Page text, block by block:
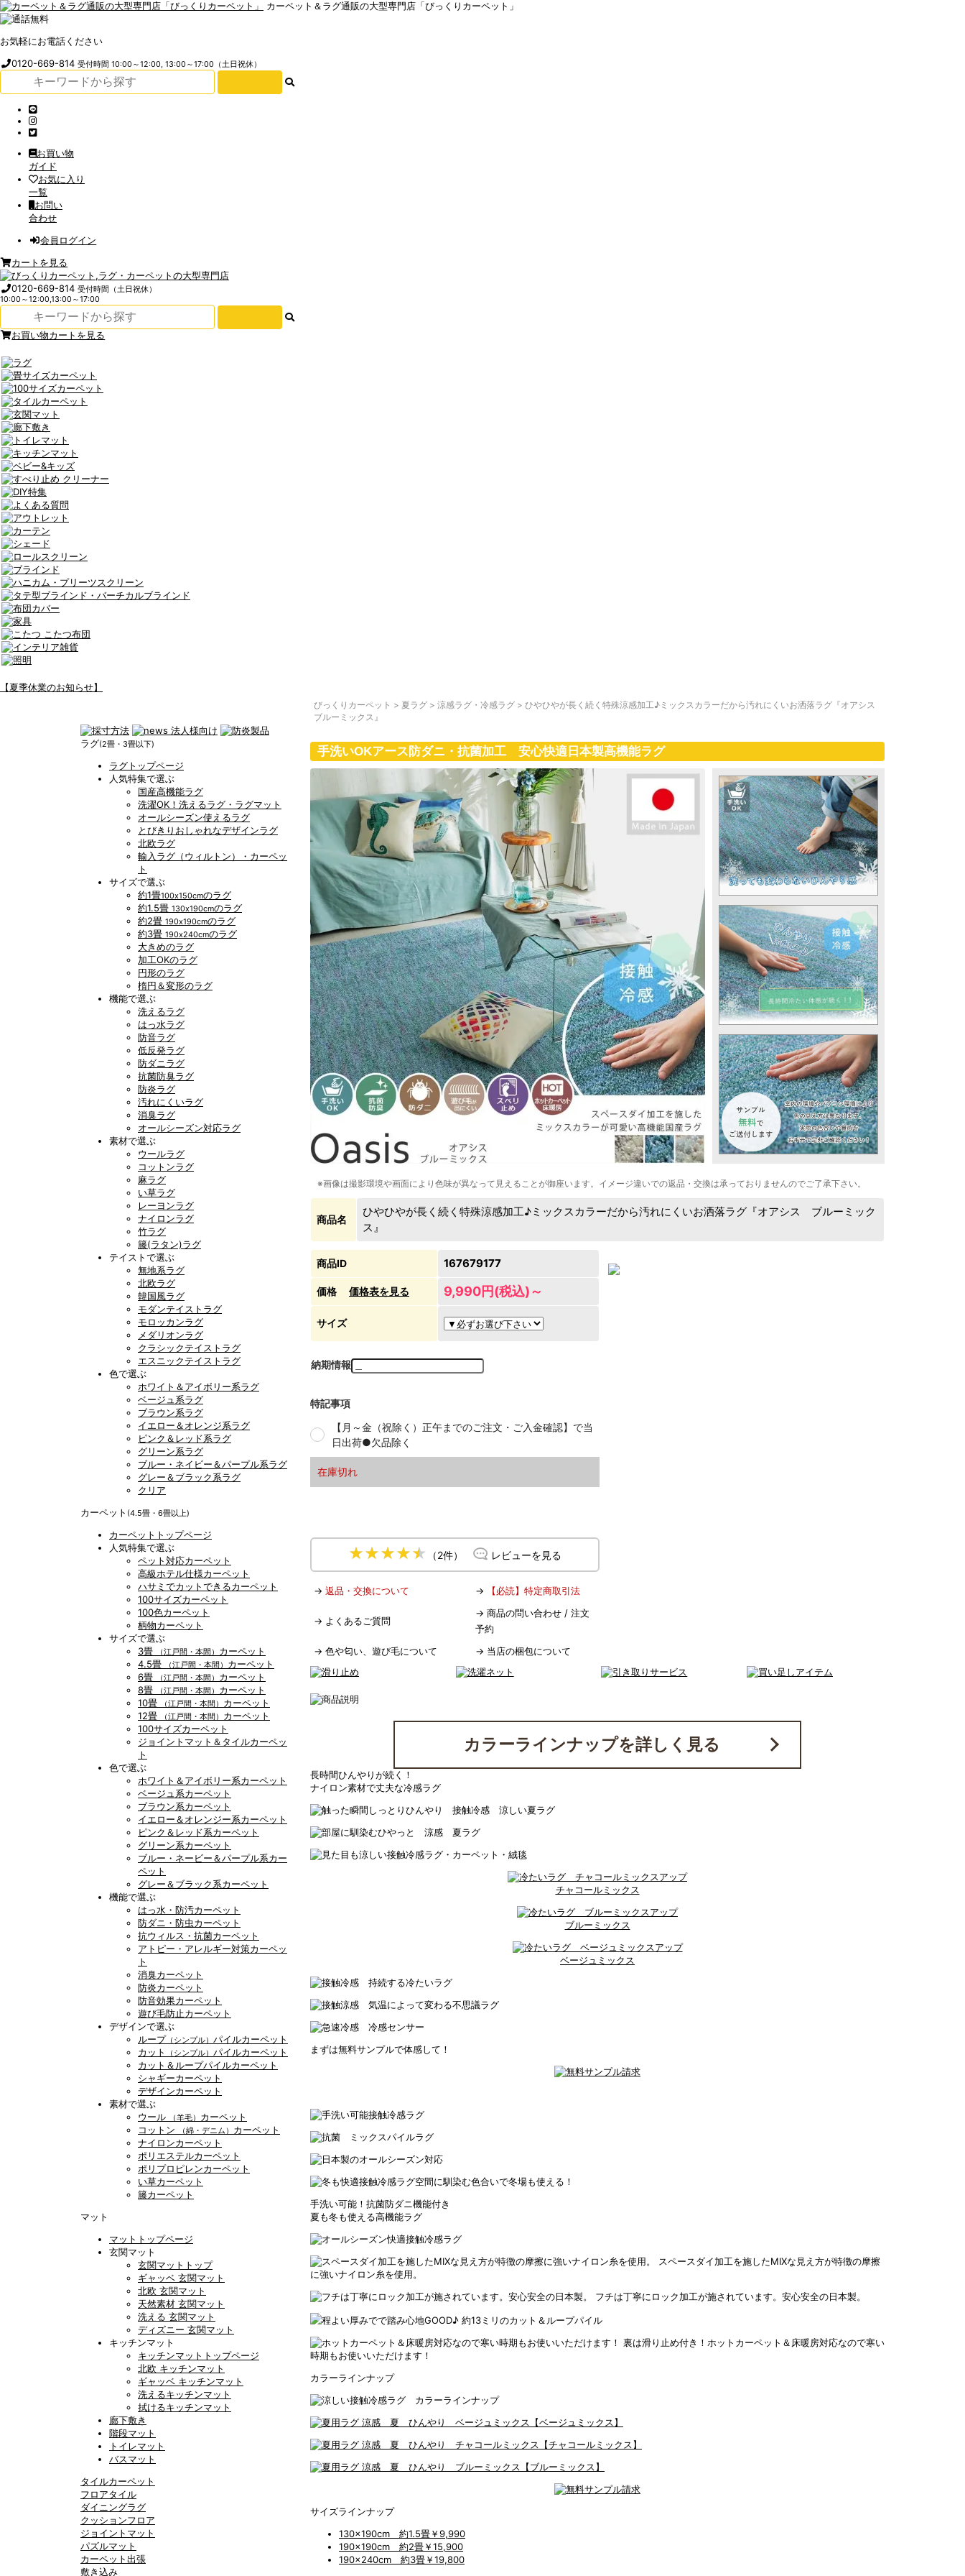
カーペット＆ラグ通販の大型専門店「びっくりカーペット」
お気軽にお電話ください
0120-669-814受付時間 10:00～12:00, 13:00～17:00（土日祝休）
お買い物
ガイド
お気に入り
一覧
お問い
合わせ
会員ログイン
カートを見る
0120-669-814受付時間（土日祝休）
10:00～12:00,13:00～17:00
お買い物カートを見る
【夏季休業のお知らせ】
ラグ(2畳・3畳以下)
ラグトップページ
人気特集で選ぶ
国産高機能ラグ
洗濯OK！洗えるラグ・ラグマット
オールシーズン使えるラグ
とびきりおしゃれなデザインラグ
北欧ラグ
輸入ラグ（ウィルトン）・カーペッ
ト
サイズで選ぶ
約1畳100x150cmのラグ
約1.5畳 130x190cmのラグ
約2畳 190x190cmのラグ
約3畳 190x240cmのラグ
大きめのラグ
加工OKのラグ
円形のラグ
楕円＆変形のラグ
機能で選ぶ
洗えるラグ
はっ水ラグ
防音ラグ
低反発ラグ
防ダニラグ
抗菌防臭ラグ
防炎ラグ
汚れにくいラグ
消臭ラグ
オールシーズン対応ラグ
素材で選ぶ
ウールラグ
コットンラグ
麻ラグ
い草ラグ
レーヨンラグ
ナイロンラグ
竹ラグ
籐(ラタン)ラグ
テイストで選ぶ
無地系ラグ
北欧ラグ
韓国風ラグ
モダンテイストラグ
モロッカンラグ
メダリオンラグ
クラシックテイストラグ
エスニックテイストラグ
色で選ぶ
ホワイト＆アイボリー系ラグ
ベージュ系ラグ
ブラウン系ラグ
イエロー＆オレンジ系ラグ
ピンク＆レッド系ラグ
グリーン系ラグ
ブルー・ネイビー＆パープル系ラグ
グレー＆ブラック系ラグ
クリア
カーペット (4.5畳・6畳以上)
カーペットトップページ
人気特集で選ぶ
ペット対応カーペット
高級ホテル仕様カーペット
ハサミでカットできるカーペット
100サイズカーペット
100色カーペット
柄物カーペット
サイズで選ぶ
3畳
（江戸間・本間） カーペット
4.5畳
（江戸間・本間） カーペット
6畳
（江戸間・本間） カーペット
8畳
（江戸間・本間） カーペット
10畳
（江戸間・本間） カーペット
12畳
（江戸間・本間） カーペット
100サイズカーペット
ジョイントマット＆タイルカーペッ
ト
色で選ぶ
ホワイト＆アイボリー系カーペット
ベージュ系カーペット
ブラウン系カーペット
イエロー＆オレンジー系カーペット
ピンク＆レッド系カーペット
グリーン系カーペット
ブルー・ネービー＆パープル系カー
ペット
グレー＆ブラック系カーペット
機能で選ぶ
はっ水・防汚カーペット
防ダニ・防虫カーペット
抗ウィルス・抗菌カーペット
アトピー・アレルギー対策カーペッ
ト
消臭カーペット
防炎カーペット
防音効果カーペット
遊び毛防止カーペット
デザインで選ぶ
ループ （シンプル） パイルカーペット
カット
（シンプル） パイルカーペット
カット＆ループパイルカーペット
シャギーカーペット
デザインカーペット
素材で選ぶ
ウール
（羊毛） カーペット
コットン
（綿・デニム） カーペット
ナイロンカーペット
ポリエステルカーペット
ポリプロピレンカーペット
い草カーペット
籐カーペット
マット
マットトップページ
玄関マット
玄関マットトップ
ギャッベ 玄関マット
北欧 玄関マット
天然素材 玄関マット
洗える 玄関マット
ディズニー 玄関マット
キッチンマット
キッチンマットトップページ
北欧 キッチンマット
ギャッベ キッチンマット
洗えるキッチンマット
拭けるキッチンマット
廊下敷き
階段マット
トイレマット
バスマット
タイルカーペット
フロアタイル
ダイニングラグ
クッションフロア
ジョイントマット
パズルマット
カーペット出張
敷き込み
びっくりカーペット > 夏ラグ > 涼感ラグ・冷感ラグ > ひやひやが長く続く特殊涼感加工♪ミックスカラーだから汚れにくいお洒落ラグ『オアシス
ブルーミックス』
手洗いOKアース防ダニ・抗菌加工 安心快適日本製高機能ラグ
※画像は撮影環境や画面により色味が異なって見えることが御座います。イメージ違いでの返品・交換は承っておりませんのでご了承下さい。
商品名
ひやひやが長く続く特殊涼感加工♪ミックスカラーだから汚れにくいお洒落ラグ『オアシス ブルーミック
ス』
商品ID 167679177
価格 価格表を見る 9,990円(税込)～
サイズ
納期情報
特記事項
【月～金（祝除く）正午までのご注文・ご入金確認】で当
日出荷●欠品除く
在庫切れ
（2件） レビューを見る
→ 返品・交換について → 【必読】特定商取引法
→ よくあるご質問
→ 商品の問い合わせ / 注文
予約
→ 色や匂い、遊び毛について → 当店の梱包について
カラーラインナップを詳しく見る
長時間ひんやりが続く！
ナイロン素材で丈夫な冷感ラグ
チャコールミックス
ブルーミックス
ベージュミックス
まずは無料サンプルで体感して！
空間に馴染む色合いで冬場も使える！
手洗い可能！抗菌防ダニ機能付き
夏も冬も使える高機能ラグ
スペースダイ加工を施したMIXな見え方が特徴の摩擦
に強いナイロン糸を使用。
フチは丁寧にロック加工が施されています。安心安全の日本製。
約13ミリのカット＆ループパイル
裏は滑り止め付き！ホットカーペット＆床暖房対応なので寒い
時期もお使いいただけます！
カラーラインナップ
【ベージュミックス】
【チャコールミックス】
【ブルーミックス】
サイズラインナップ
130x190cm 約1.5畳￥9,990
190x190cm 約2畳￥15,900
190x240cm 約3畳￥19,800